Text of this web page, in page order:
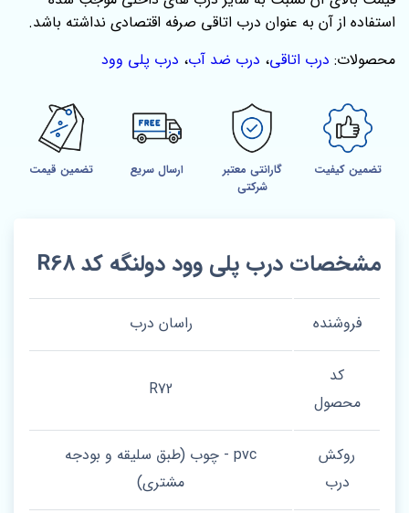
استفاده از آن به عنوان درب اتاقی صرفه اقتصادی نداشته باشد.
محصولات: درب اتاقی، درب ضد آب، درب پلی وود
تضمین کیفیت
گارانتی معتبر
شرکتی
ارسال سریع تضمین قیمت
مشخصات درب پلی وود دولنگه کد R68
فروشنده راسان درب
کد
محصول
R72
روکش
درب
pvc - چوب (طبق سلیقه و بودجه
مشتری)